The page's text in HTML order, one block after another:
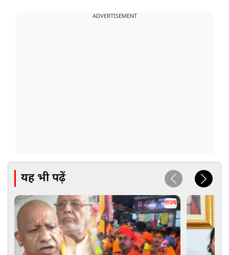
ADVERTISEMENT
यह भी पढ़ें
राज्य